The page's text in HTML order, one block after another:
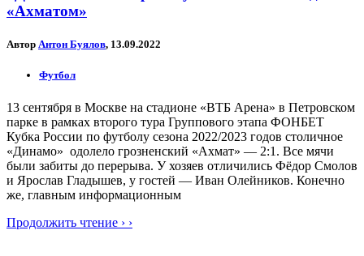
«Ахматом»
Автор Антон Буялов, 13.09.2022
Футбол
13 сентября в Москве на стадионе «ВТБ Арена» в Петровском
парке в рамках второго тура Группового этапа ФОНБЕТ
Кубка России по футболу сезона 2022/2023 годов столичное
«Динамо» одолело грозненский «Ахмат» — 2:1. Все мячи
были забиты до перерыва. У хозяев отличились Фёдор Смолов
и Ярослав Гладышев, у гостей — Иван Олейников. Конечно
же, главным информационным
Продолжить чтение › ›